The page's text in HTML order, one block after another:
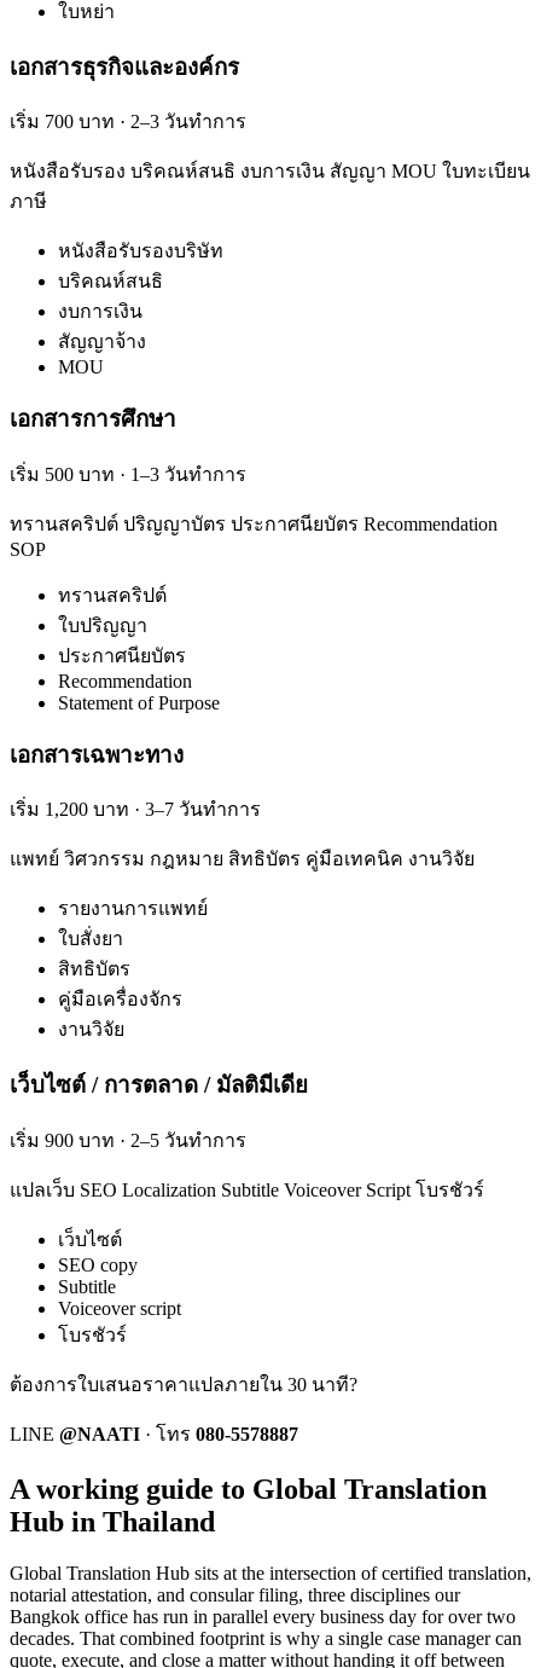
ใบหย่า
เอกสารธุรกิจและองค์กร
เริ่ม 700 บาท · 2–3 วันทำการ
หนังสือรับรอง บริคณห์สนธิ งบการเงิน สัญญา MOU ใบทะเบียน
ภาษี
หนังสือรับรองบริษัท
บริคณห์สนธิ
งบการเงิน
สัญญาจ้าง
MOU
เอกสารการศึกษา
เริ่ม 500 บาท · 1–3 วันทำการ
ทรานสคริปต์ ปริญญาบัตร ประกาศนียบัตร Recommendation
SOP
ทรานสคริปต์
ใบปริญญา
ประกาศนียบัตร
Recommendation
Statement of Purpose
เอกสารเฉพาะทาง
เริ่ม 1,200 บาท · 3–7 วันทำการ
แพทย์ วิศวกรรม กฎหมาย สิทธิบัตร คู่มือเทคนิค งานวิจัย
รายงานการแพทย์
ใบสั่งยา
สิทธิบัตร
คู่มือเครื่องจักร
งานวิจัย
เว็บไซต์ / การตลาด / มัลติมีเดีย
เริ่ม 900 บาท · 2–5 วันทำการ
แปลเว็บ SEO Localization Subtitle Voiceover Script โบรชัวร์
เว็บไซต์
SEO copy
Subtitle
Voiceover script
โบรชัวร์
ต้องการใบเสนอราคาแปลภายใน 30 นาที?
LINE @NAATI · โทร 080-5578887
A working guide to Global Translation
Hub in Thailand
Global Translation Hub sits at the intersection of certified translation,
notarial attestation, and consular filing, three disciplines our
Bangkok office has run in parallel every business day for over two
decades. That combined footprint is why a single case manager can
quote, execute, and close a matter without handing it off between